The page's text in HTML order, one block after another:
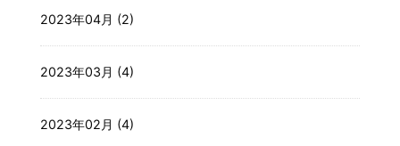
2023年04月 (2)
2023年03月 (4)
2023年02月 (4)